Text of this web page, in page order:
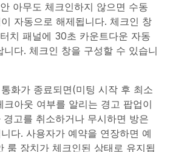
아무도 체크인하지 않으면 수동
자동으로 해제됩니다. 체크인 창
치 패널에 30초 카운트다운 자동
다. 체크인 창을 구성할 수 있습니
화가 종료되면(미팅 시작 후 최소
아웃 여부를 알리는 경고 팝업이
고를 취소하거나 무시하면 방은
다. 사용자가 예약을 연장하면 예
룸 장치가 체크인된 상태로 유지됩